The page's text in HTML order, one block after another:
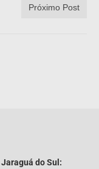
Próximo Post
Jaraguá do Sul: